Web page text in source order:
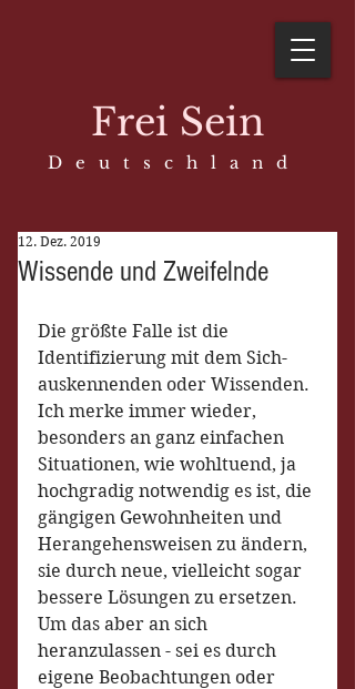
Frei Sein
D e u t s c h l a n d
Wissende und Zweifelnde
12. Dez. 2019
Die größte Falle ist die
Identifizierung mit dem Sich-
auskennenden oder Wissenden.
Ich merke immer wieder,
besonders an ganz einfachen
Situationen, wie wohltuend, ja
hochgradig notwendig es ist, die
gängigen Gewohnheiten und
Herangehensweisen zu ändern,
sie durch neue, vielleicht sogar
bessere Lösungen zu ersetzen.
Um das aber an sich
heranzulassen - sei es durch
eigene Beobachtungen oder